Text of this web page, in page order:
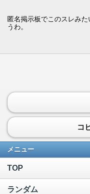
匿名掲示板でこのスレみ
うわ。
コ
メニュー
TOP
ランダム